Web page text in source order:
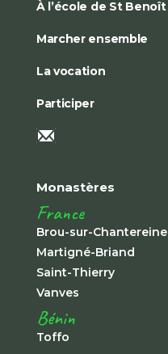
À l’école de St Benoît
Marcher ensemble
La vocation
Participer
Monastères
France
Brou-sur-Chantereine
Martigné-Briand
Saint-Thierry
Vanves
Bénin
Toffo